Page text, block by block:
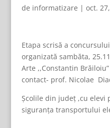
de informatizare | oct.
Etapa scrisă a
organizată sambăta,
Arte ,,Constantin
contact- prof. Nicolae
Școlile din județ ,cu elevi
siguranța transportului